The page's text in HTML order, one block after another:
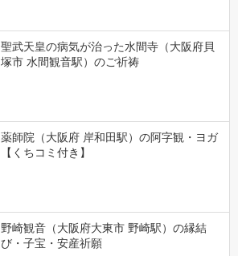
聖武天皇の病気が治った水間寺（大阪府貝
塚市 水間観音駅）のご祈祷
薬師院（大阪府 岸和田駅）の阿字観・ヨガ
【くちコミ付き】
野崎観音（大阪府大東市 野崎駅）の縁結
び・子宝・安産祈願